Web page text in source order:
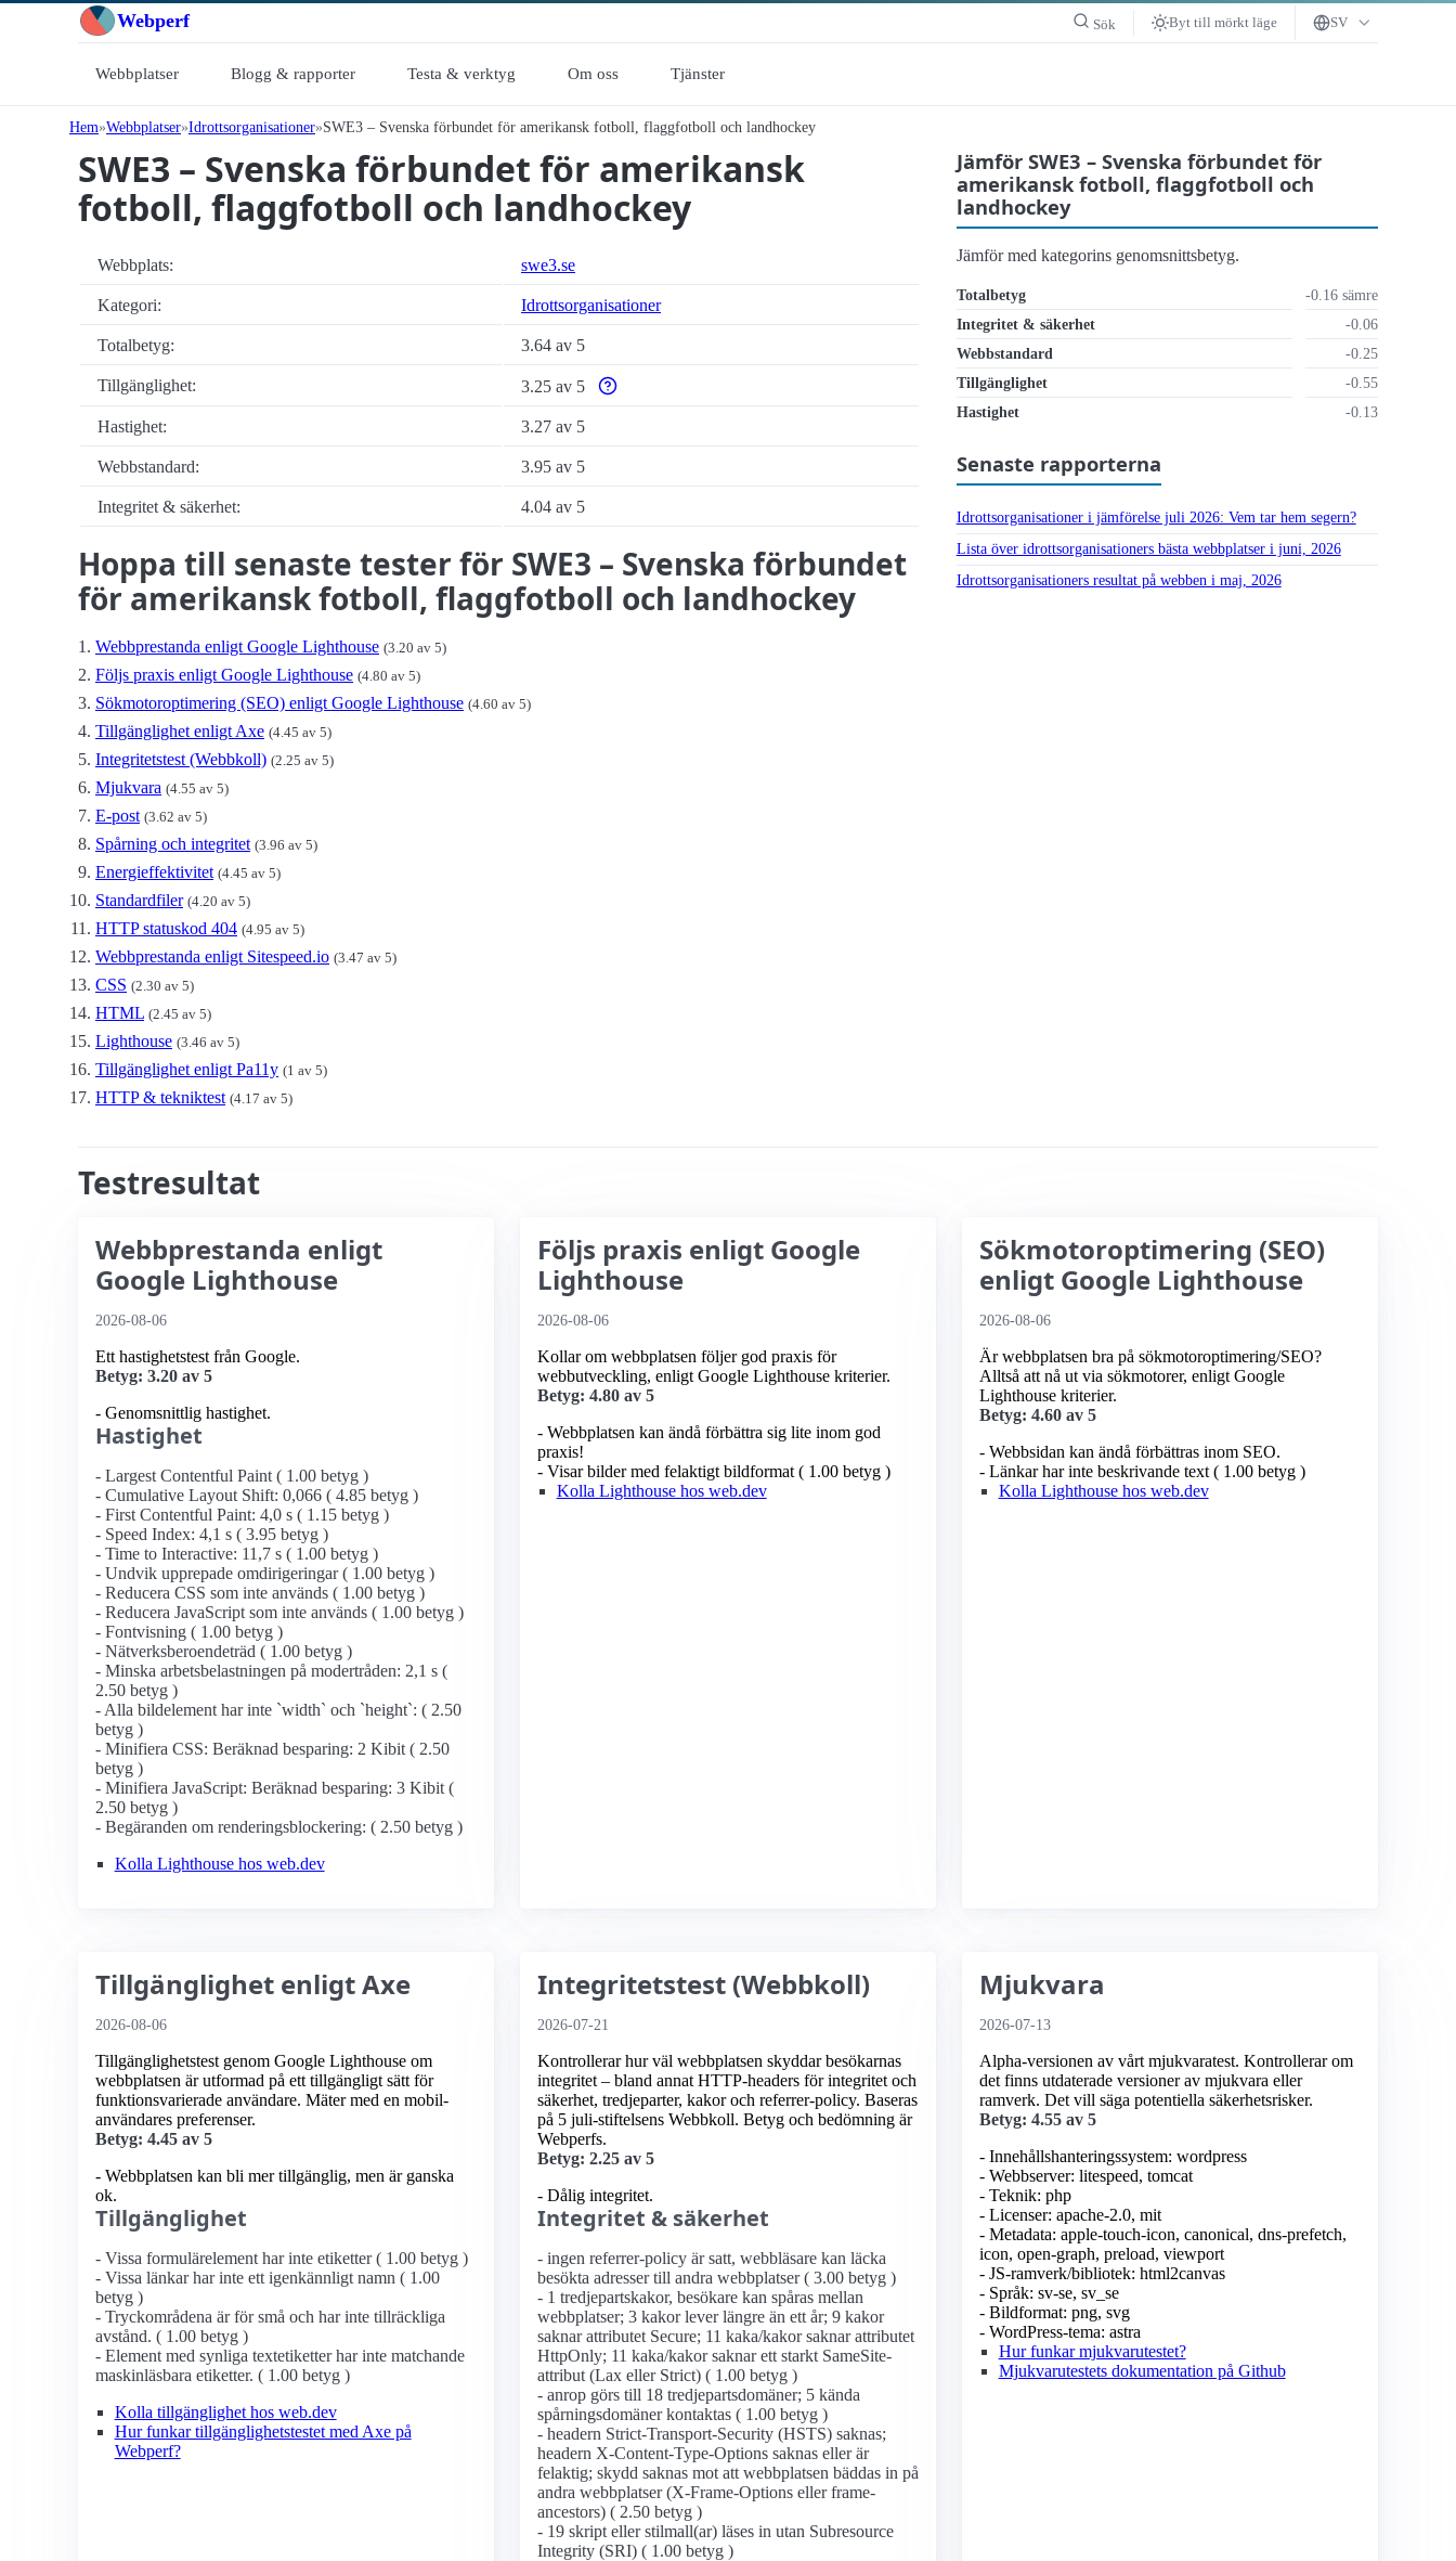
Webperf Sök Byt till mörkt läge SV
Webbplatser Blogg & rapporter Testa & verktyg Om oss Tjänster
Hem Webbplatser Idrottsorganisationer SWE3 – Svenska förbundet för amerikansk fotboll, flaggfotboll och landhockey
SWE3 – Svenska förbundet för amerikansk
fotboll, flaggfotboll och landhockey
Webbplats: swe3.se
Kategori: Idrottsorganisationer
Totalbetyg: 3.64 av 5
Tillgänglighet: 3.25 av 5
Varför enbart automatiska tillgänglighetstester är otillräckligt
Hastighet:
3.27 av 5
Webbstandard: 3.95 av 5
Integritet & säkerhet: 4.04 av 5
Hoppa till senaste tester för SWE3 – Svenska förbundet
för amerikansk fotboll, flaggfotboll och landhockey
Webbprestanda enligt Google Lighthouse (3.20 av 5)
Följs praxis enligt Google Lighthouse (4.80 av 5)
Sökmotoroptimering (SEO) enligt Google Lighthouse (4.60 av 5)
Tillgänglighet enligt Axe (4.45 av 5)
Integritetstest (Webbkoll) (2.25 av 5)
Mjukvara (4.55 av 5)
E-post (3.62 av 5)
Spårning och integritet (3.96 av 5)
Energieffektivitet (4.45 av 5)
Standardfiler (4.20 av 5)
HTTP statuskod 404 (4.95 av 5)
Webbprestanda enligt Sitespeed.io (3.47 av 5)
CSS (2.30 av 5)
HTML (2.45 av 5)
Lighthouse (3.46 av 5)
Tillgänglighet enligt Pa11y (1 av 5)
HTTP & tekniktest (4.17 av 5)
Jämför SWE3 – Svenska förbundet för
amerikansk fotboll, flaggfotboll och
landhockey
Jämför med kategorins genomsnittsbetyg.
Totalbetyg
-0.16 sämre
Integritet & säkerhet
-0.06
Webbstandard
-0.25
Tillgänglighet
-0.55
Hastighet
-0.13
Senaste rapporterna
Idrottsorganisationer i jämförelse juli 2026: Vem tar hem segern?
Lista över idrottsorganisationers bästa webbplatser i juni, 2026
Idrottsorganisationers resultat på webben i maj, 2026
Testresultat
Webbprestanda enligt
Google Lighthouse
2026-08-06
Ett hastighetstest från Google.
Betyg: 3.20 av 5
- Genomsnittlig hastighet.
Hastighet
- Largest Contentful Paint ( 1.00 betyg )
- Cumulative Layout Shift: 0,066 ( 4.85 betyg )
- First Contentful Paint: 4,0 s ( 1.15 betyg )
- Speed Index: 4,1 s ( 3.95 betyg )
- Time to Interactive: 11,7 s ( 1.00 betyg )
- Undvik upprepade omdirigeringar ( 1.00 betyg )
- Reducera CSS som inte används ( 1.00 betyg )
- Reducera JavaScript som inte används ( 1.00 betyg )
- Fontvisning ( 1.00 betyg )
- Nätverksberoendeträd ( 1.00 betyg )
- Minska arbetsbelastningen på modertråden: 2,1 s (
2.50 betyg )
- Alla bildelement har inte `width` och `height`: ( 2.50
betyg )
- Minifiera CSS: Beräknad besparing: 2 Kibit ( 2.50
betyg )
- Minifiera JavaScript: Beräknad besparing: 3 Kibit (
2.50 betyg )
- Begäranden om renderingsblockering: ( 2.50 betyg )
Kolla Lighthouse hos web.dev
Följs praxis enligt Google
Lighthouse
2026-08-06
Kollar om webbplatsen följer god praxis för
webbutveckling, enligt Google Lighthouse kriterier.
Betyg: 4.80 av 5
- Webbplatsen kan ändå förbättra sig lite inom god
praxis!
- Visar bilder med felaktigt bildformat ( 1.00 betyg )
Kolla Lighthouse hos web.dev
Sökmotoroptimering (SEO)
enligt Google Lighthouse
2026-08-06
Är webbplatsen bra på sökmotoroptimering/SEO?
Alltså att nå ut via sökmotorer, enligt Google
Lighthouse kriterier.
Betyg: 4.60 av 5
- Webbsidan kan ändå förbättras inom SEO.
- Länkar har inte beskrivande text ( 1.00 betyg )
Kolla Lighthouse hos web.dev
Tillgänglighet enligt Axe
2026-08-06
Tillgänglighetstest genom Google Lighthouse om
webbplatsen är utformad på ett tillgängligt sätt för
funktionsvarierade användare. Mäter med en mobil­
användares preferenser.
Betyg: 4.45 av 5
- Webbplatsen kan bli mer tillgänglig, men är ganska
ok.
Tillgänglighet
- Vissa formulärelement har inte etiketter ( 1.00 betyg )
- Vissa länkar har inte ett igenkännligt namn ( 1.00
betyg )
- Tryckområdena är för små och har inte tillräckliga
avstånd. ( 1.00 betyg )
- Element med synliga textetiketter har inte matchande
maskinläsbara etiketter. ( 1.00 betyg )
Kolla tillgänglighet hos web.dev
Hur funkar tillgänglighetstestet med Axe på
Webperf?
Integritetstest (Webbkoll)
2026-07-21
Kontrollerar hur väl webbplatsen skyddar besökarnas
integritet – bland annat HTTP-headers för integritet och
säkerhet, tredjeparter, kakor och referrer-policy. Baseras
på 5 juli-stiftelsens Webbkoll. Betyg och bedömning är
Webperfs.
Betyg: 2.25 av 5
- Dålig integritet.
Integritet & säkerhet
- ingen referrer-policy är satt, webbläsare kan läcka
besökta adresser till andra webbplatser ( 3.00 betyg )
- 1 tredjepartskakor, besökare kan spåras mellan
webbplatser; 3 kakor lever längre än ett år; 9 kakor
saknar attributet Secure; 11 kaka/kakor saknar attributet
HttpOnly; 11 kaka/kakor saknar ett starkt SameSite-
attribut (Lax eller Strict) ( 1.00 betyg )
- anrop görs till 18 tredjepartsdomäner; 5 kända
spårningsdomäner kontaktas ( 1.00 betyg )
- headern Strict-Transport-Security (HSTS) saknas;
headern X-Content-Type-Options saknas eller är
felaktig; skydd saknas mot att webbplatsen bäddas in på
andra webbplatser (X-Frame-Options eller frame-
ancestors) ( 2.50 betyg )
- 19 skript eller stilmall(ar) läses in utan Subresource
Integrity (SRI) ( 1.00 betyg )
Mjukvara
2026-07-13
Alpha-versionen av vårt mjukvaratest. Kontrollerar om
det finns utdaterade versioner av mjukvara eller
ramverk. Det vill säga potentiella säkerhetsrisker.
Betyg: 4.55 av 5
- Innehållshanteringssystem: wordpress
- Webbserver: litespeed, tomcat
- Teknik: php
- Licenser: apache-2.0, mit
- Metadata: apple-touch-icon, canonical, dns-prefetch,
icon, open-graph, preload, viewport
- JS-ramverk/bibliotek: html2canvas
- Språk: sv-se, sv_se
- Bildformat: png, svg
- WordPress-tema: astra
Hur funkar mjukvarutestet?
Mjukvarutestets dokumentation på Github